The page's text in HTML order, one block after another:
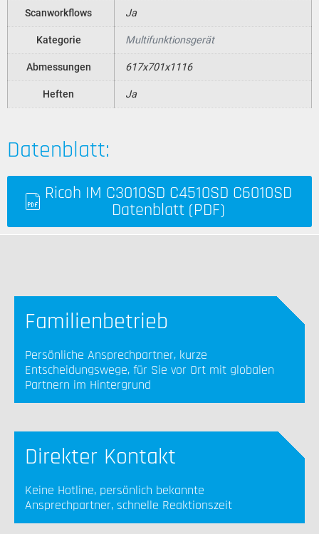
Scanworkflows Ja
Kategorie Multifunktionsgerät
Abmessungen 617x701x1116
Heften Ja
Datenblatt:
Ricoh IM C3010SD C4510SD C6010SD
Datenblatt (PDF)
Familienbetrieb
Persönliche Ansprechpartner, kurze
Entscheidungswege, für Sie vor Ort mit globalen
Partnern im Hintergrund
Direkter Kontakt
Keine Hotline, persönlich bekannte
Ansprechpartner, schnelle Reaktionszeit